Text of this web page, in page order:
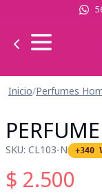
Inicio/Perfumes
SKU: CL103-N +340
$ 2.500